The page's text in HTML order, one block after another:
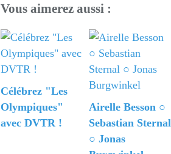
Vous aimerez aussi :
Célébrez "Les
Olympiques"
avec DVTR !
Airelle Besson ○
Sebastian Sternal
○ Jonas